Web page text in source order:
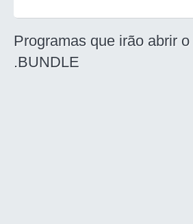
Programas que irão abrir
.BUNDLE